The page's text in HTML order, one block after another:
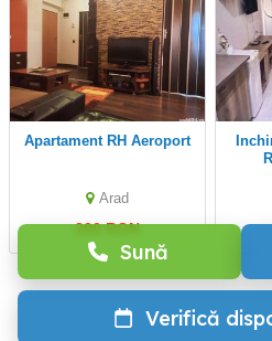
Sună
Verifică
Apartament RH Aeroport
Arad
200 RON